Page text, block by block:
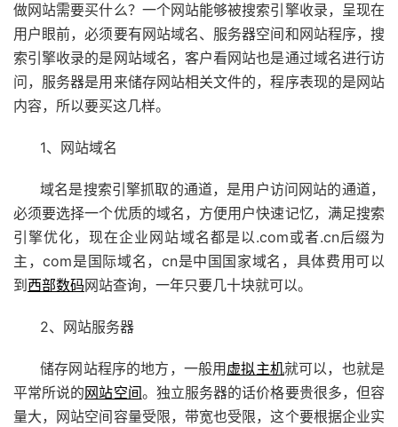
做网站需要买什么？一个网站能够被搜索引擎收录，呈现在
用户眼前，必须要有网站域名、服务器空间和网站程序，搜
索引擎收录的是网站域名，客户看网站也是通过域名进行访
问，服务器是用来储存网站相关文件的，程序表现的是网站
内容，所以要买这几样。
1、网站域名
域名是搜索引擎抓取的通道，是用户访问网站的通道，
必须要选择一个优质的域名，方便用户快速记忆，满足搜索
引擎优化，现在企业网站域名都是以.com或者.cn后缀为
主，com是国际域名，cn是中国国家域名，具体费用可以
到 西部数码网站查询，一年只要几十块就可以。
2、网站服务器
储存网站程序的地方，一般用 虚拟主机就可以，也就是
平常所说的网站空间。独立服务器的话价格要贵很多，但容
量大，网站空间容量受限，带宽也受限，这个要根据企业实